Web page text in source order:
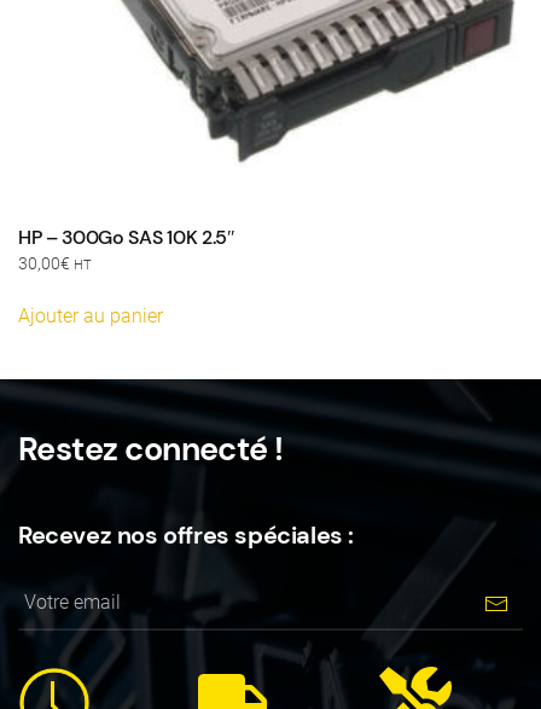
HP – 300Go SAS 10K 2.5″
30,00€ HT
Ajouter au panier
Restez connecté !
Recevez nos offres spéciales :